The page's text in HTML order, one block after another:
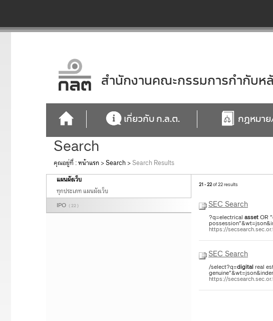
สำนักงานคณะกรรมการกำกับ
เกี่ยวกับ ก.ล.ต. กฎหมา
Search
คุณอยู่ที่ :หน้าแรก >Search >Search Results
แผนผังเว็บ
ทุกประเภท แผนผังเว็บ
IPO ( 22 )
21 - 22of 22 results
SEC Search
?q=electrical assetOR
https://
SEC Search
/select?q=digitalreal
https://